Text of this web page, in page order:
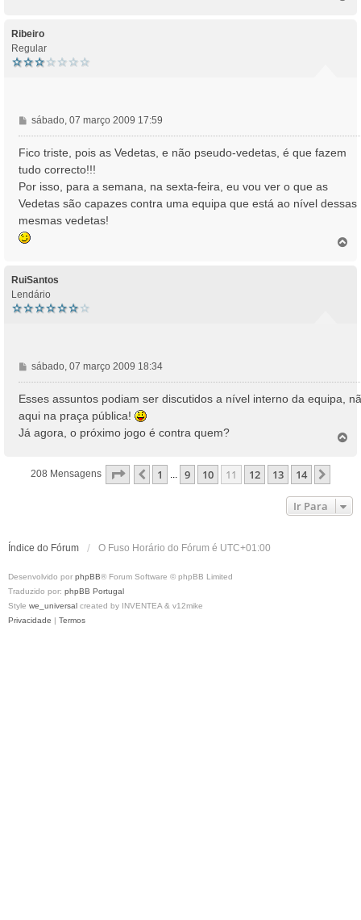
Ribeiro
Regular
M
e
n
s
g
e
m
sábado, 07 março 2009 17:59
Fico triste, pois as Vedetas, e não pseudo-vedetas, é que fazem
tudo correcto!!!
Por isso, para a semana, na sexta-feira, eu vou ver o que as
Vedetas são capazes contra uma equipa que está ao nível dessas
mesmas vedetas!
RuiSantos
Lendário
M
e
n
a
g
m
sábado, 07 março 2009 18:34
Esses assuntos podiam ser discutidos a nível interno da equipa,
aqui na praça pública!
Já agora, o próximo jogo é contra quem?
208 Mensagens Página 11De 14
Anterior
1 ... 9 10 11 12 13 14
Ir Para
Índice do Fórum O Fuso Horário do Fórum é UTC+01:00
Desenvolvido por phpBB® Forum Software © phpBB Limited
Traduzido por: phpBB Portugal
Style we_universal created by INVENTEA & v12mike
Privacidade | Termos